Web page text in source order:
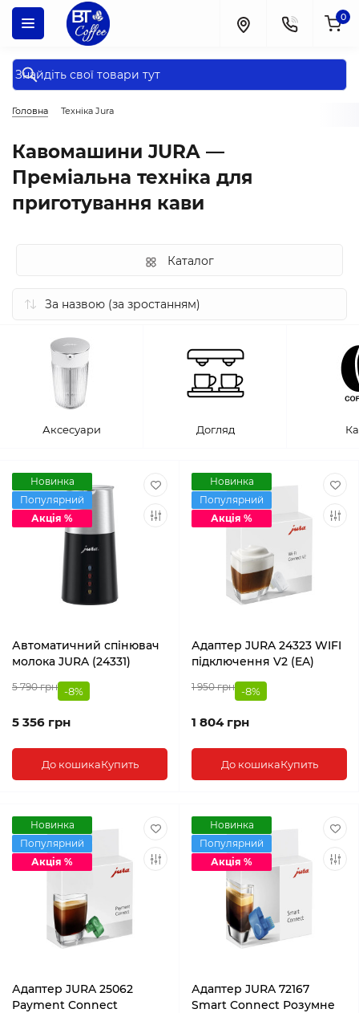
0
Головна Техніка Jura
Кавомашини JURA —
Преміальна техніка для
приготування кави
Каталог
Аксесуари Догляд
Новинка
Популярний
Акція %
Автоматичний спінювач
молока JURA (24331)
5 790 грн -8%
5 356 грн
До кошикаКупить
Новинка
Популярний
Акція %
Адаптер JURA 24323 WIFI
підключення V2 (EA)
1 950 грн -8%
1 804 грн
До кошикаКупить
Новинка
Популярний
Акція %
Адаптер JURA 25062
Payment Connect
Новинка
Популярний
Акція %
Адаптер JURA 72167
Smart Connect Розумне